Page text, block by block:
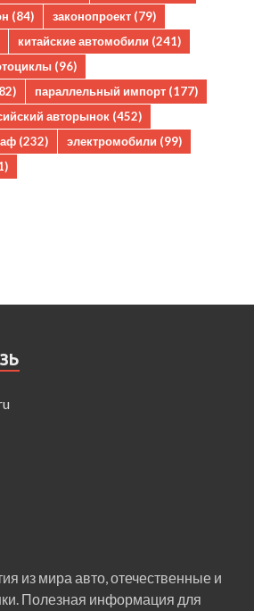
(84) законопроект (79)
китайские автомобили (241)
(96)
параллельный импорт (177)
авторынок (452)
(232) электромобили (99)
из мира авто, отечественные и
Полезная информация для